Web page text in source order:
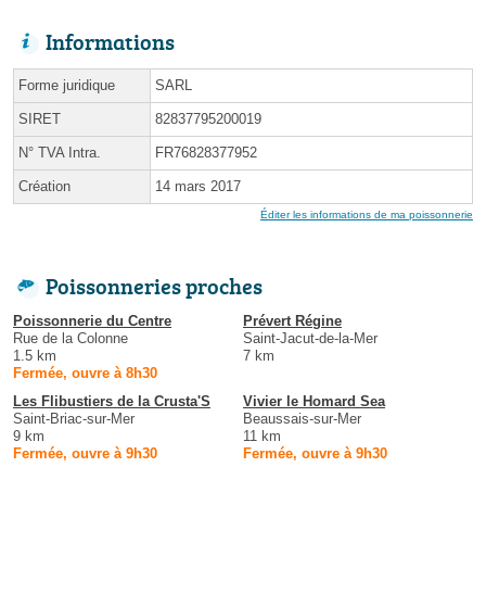
Informations
Forme juridique SARL
SIRET 82837795200019
N° TVA Intra. FR76828377952
Création 14 mars 2017
Éditer les informations de ma poissonnerie
Poissonneries proches
Poissonnerie du Centre
Rue de la Colonne
1.5 km
Fermée, ouvre à 8h30
Prévert Régine
Saint-Jacut-de-la-Mer
7 km
Les Flibustiers de la Crusta'S
Saint-Briac-sur-Mer
9 km
Fermée, ouvre à 9h30
Vivier le Homard Sea
Beaussais-sur-Mer
11 km
Fermée, ouvre à 9h30